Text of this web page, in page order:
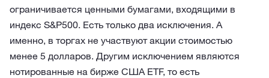
ограничивается ценными бумагами, входящими в
индекс S&P500. Есть только два исключения. А
именно, в торгах не участвуют акции стоимостью
менее 5 долларов. Другим исключением являются
нотированные на бирже США ETF, то есть